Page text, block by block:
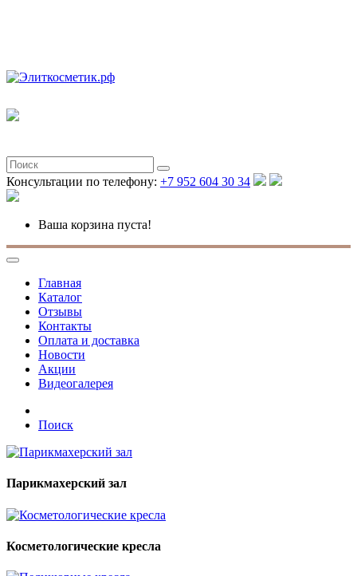
Консультации по телефону: +7 952 604 30 34
Ваша корзина пуста!
Главная
Каталог
Отзывы
Контакты
Оплата и доставка
Новости
Акции
Видеогалерея
Поиск
Парикмахерский зал
Косметологические кресла